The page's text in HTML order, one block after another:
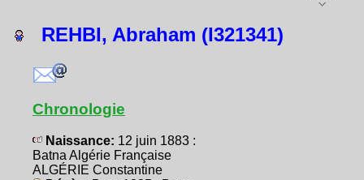
REHBI, Abraham (I321341)
Chronologie
Naissance: 12 juin 1883 :
Batna Algérie Française
ALGÉRIE Constantine